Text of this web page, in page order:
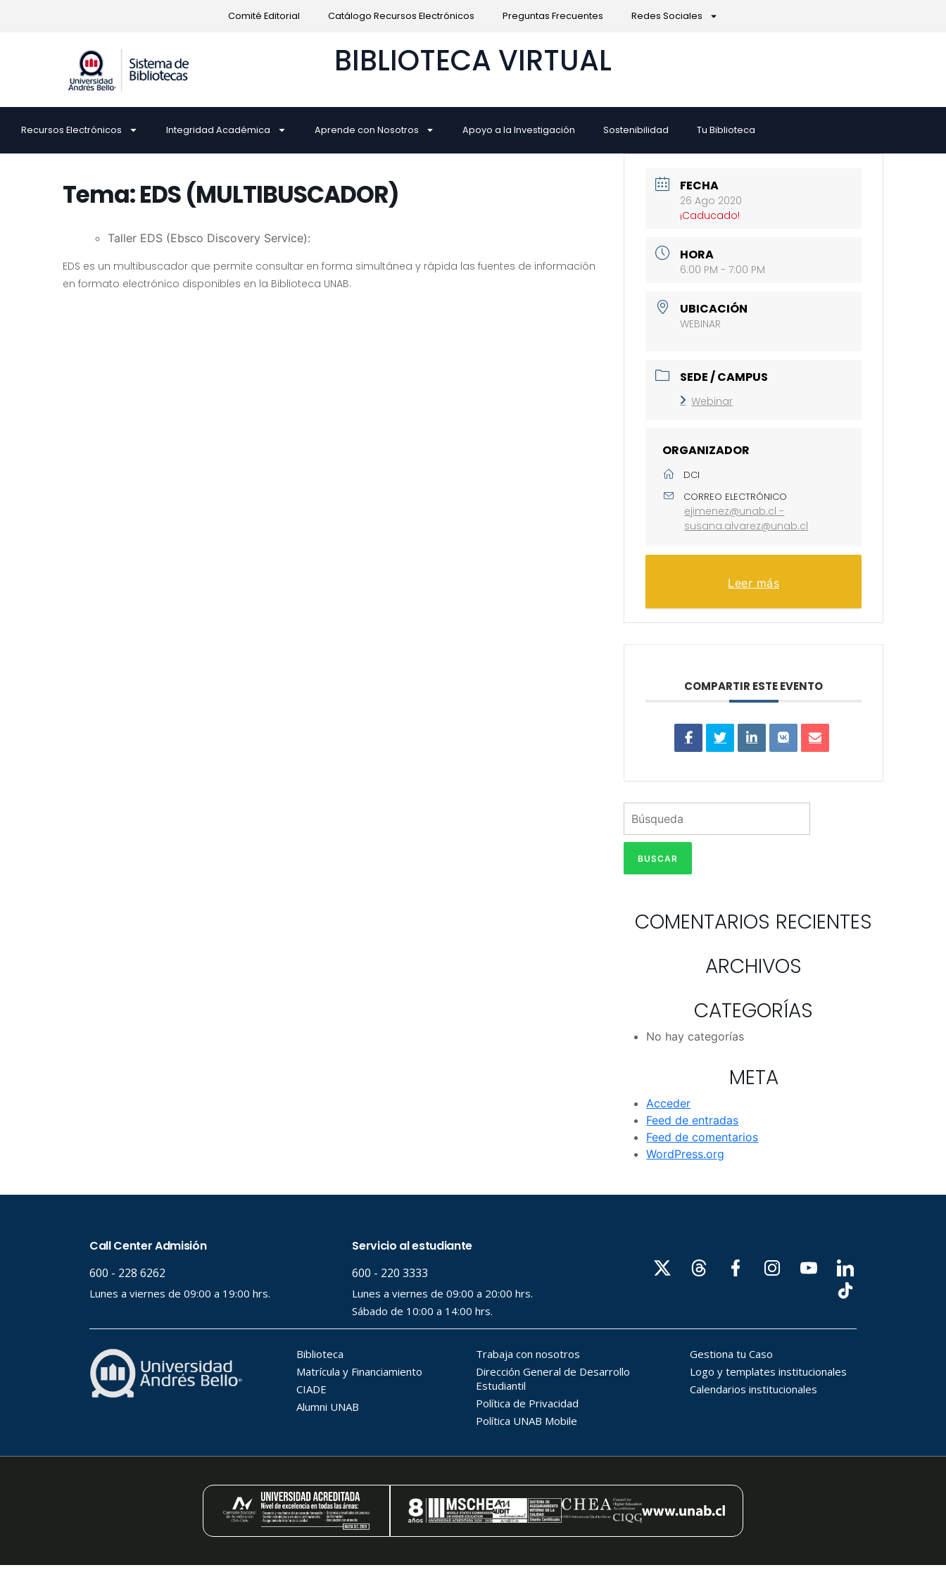
Comité Editorial Catálogo Recursos Electrónicos Preguntas Frecuentes Redes Sociales
BIBLIOTECA VIRTUAL
Recursos Electrónicos Integridad Académica Aprende con Nosotros Apoyo a la Investigación Sostenibilidad Tu Biblioteca
Tema: EDS (MULTIBUSCADOR)
Taller EDS (Ebsco Discovery Service):
EDS es un multibuscador que permite consultar en forma simultánea y rápida las fuentes de información
en formato electrónico disponibles en la Biblioteca UNAB.
FECHA
26 Ago 2020
¡Caducado!
HORA
6:00 PM - 7:00 PM
UBICACIÓN
WEBINAR
SEDE / CAMPUS
Webinar
ORGANIZADOR
DCI
CORREO ELECTRÓNICO
ejimenez@unab.cl -
susana.alvarez@unab.cl
Leer más
COMPARTIR ESTE EVENTO
COMENTARIOS RECIENTES
ARCHIVOS
CATEGORÍAS
No hay categorías
META
Acceder
Feed de entradas
Feed de comentarios
WordPress.org